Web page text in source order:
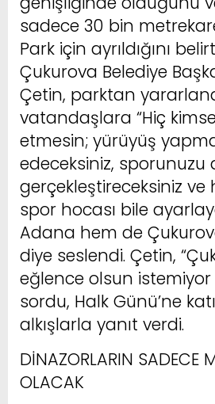
sadece 30 bin
Park için ayrıldığını
Çukurova Belediye
Çetin, parktan
vatandaşlara “Hiç
etmesin; yürüyüş
edeceksiniz,
gerçekleştireceksiniz
spor hocası bile
Adana hem de
diye seslendi. Çetin,
eğlence olsun istemiyor
sordu, Halk Günü’ne
alkışlarla yanıt verdi.
DİNAZORLARIN SADECE
OLACAK